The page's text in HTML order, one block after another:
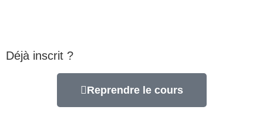
Déjà inscrit ?
Reprendre le cours